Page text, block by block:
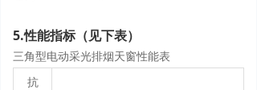
5.性能指标（见下表）
三角型电动采光排烟天窗性能表
抗